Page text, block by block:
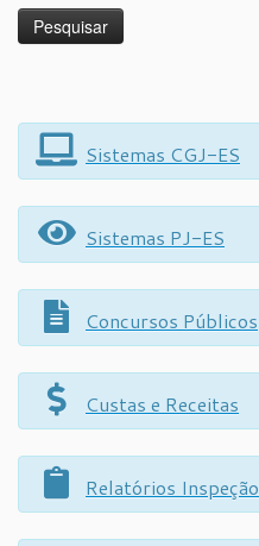
Sistemas CGJ-ES
Sistemas PJ-ES
Concursos Públicos
Custas e Receitas
Relatórios Inspeção